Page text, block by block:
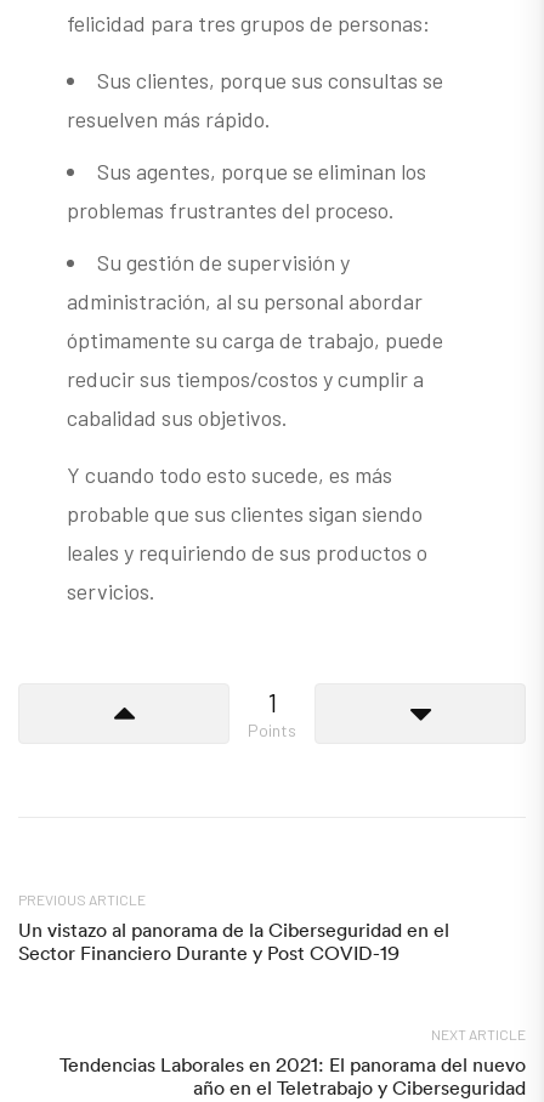
felicidad para tres grupos de personas:
Sus clientes, porque sus consultas se
resuelven más rápido.
Sus agentes, porque se eliminan los
problemas frustrantes del proceso.
Su gestión de supervisión y
administración, al su personal abordar
óptimamente su carga de trabajo, puede
reducir sus tiempos/costos y cumplir a
cabalidad sus objetivos.
Y cuando todo esto sucede, es más
probable que sus clientes sigan siendo
leales y requiriendo de sus productos o
servicios.
1
Points
PREVIOUS ARTICLE
Un vistazo al panorama de la Ciberseguridad en el
Sector Financiero Durante y Post COVID-19
NEXT ARTICLE
Tendencias Laborales en 2021: El panorama del nuevo
año en el Teletrabajo y Ciberseguridad